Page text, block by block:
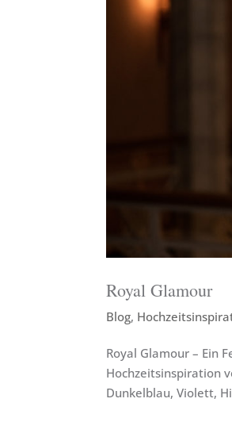
Royal Glamour
Blog,
Royal Glamour – Ein
Hochzeitsinspiration
Dunkelblau, Violett,